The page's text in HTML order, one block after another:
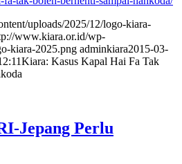
uploads/2025/12/logo-kiara-
www.kiara.or.id/wp-
kiara-2025.png adminkiara2015-03-
Kiara: Kasus Kapal Hai Fa Tak
Jepang Perlu